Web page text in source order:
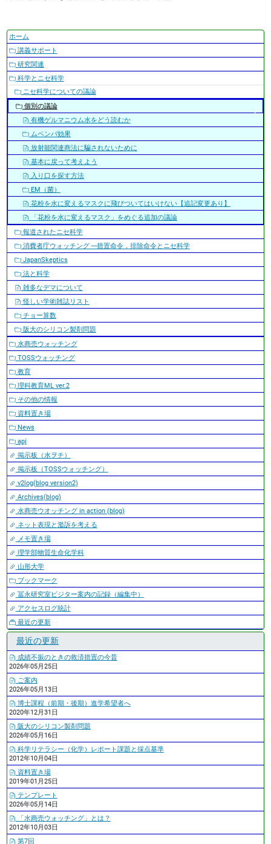
ナ
ビ
ゲ
ー
シ
ョ
ン
ホーム
講義サポート
研究関連
科学とニセ科学
ニセ科学についての議論
個別の議論
有機ゲルマニウム水をどう読むか
ムペンバ効果
放射能関連商法に騙されないために
基本に戻って考えよう
入り口を探す方法
EM（菌）
花粉を水に変えるマスクに飛びついてはいけない【追記変更あり】
「花粉を水に変えるマスク」をめぐる追加の議論
報道されたニセ科学
消費者庁ウォッチング ---措置命令，排除命令とニセ科学
JapanSkeptics
法と科学
雑多なデマについて
怪しい学術雑誌リスト
チョー算数
阪大のシリコン製剤問題
水商売ウォッチング
TOSSウォッチング
教育
理科教育ML ver.2
その他の情報
資料置き場
News
apj
掲示板（水ヲチ）
掲示板（TOSSウォッチング）
v2log(blog version2)
Archives(blog)
水商売ウオッチング in action (blog)
ネット表現と濫訴を考える
メモ置き場
理学部物質生命化学科
山形大学
ブックマーク
冨永研究室ビジター案内の記録（編集中）
アクセスログ統計
最近の更新
最近の更新
成績不振のときの救済措置の今昔
2026年05月25日
ご案内
2026年05月13日
博士課程（前期・後期）進学希望者へ
2020年12月31日
阪大のシリコン製剤問題
2026年05月16日
科学リテラシー（化学）レポート課題と採点基準
2012年10月04日
資料置き場
2019年01月25日
テンプレート
2026年05月14日
「水商売ウォッチング」とは？
2012年10月03日
第7回